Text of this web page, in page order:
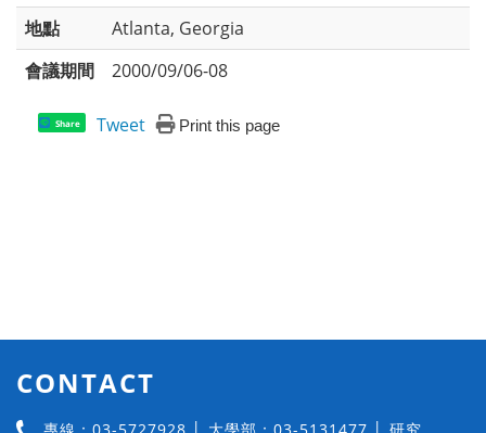
地點
Atlanta, Georgia
會議期間
2000/09/06-08
Share Tweet Print this page
CONTACT